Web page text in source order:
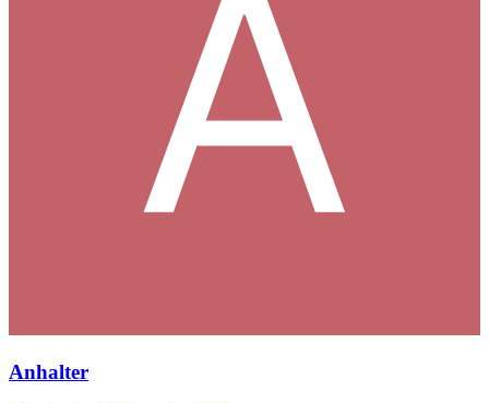
Anhalter